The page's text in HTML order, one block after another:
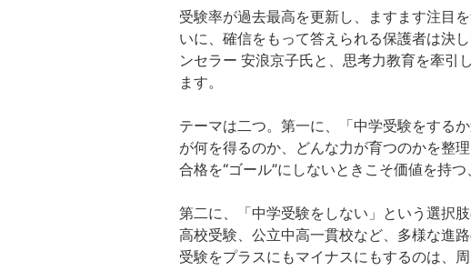
受験率が過去最高を更新し、ますます注目
いに、確信をもって答えられる保護者は決
ンセラー 安浪京子氏と、思考力教育を牽引
ます。
テーマは二つ。第一に、「中学受験をする
が何を得るのか、どんな力が育つのかを整
合格を“ゴール”にしないときこそ価値を持
第二に、「中学受験をしない」という選択肢
高校受験、公立中高一貫校など、多様な進
受験をプラスにもマイナスにもするのは、